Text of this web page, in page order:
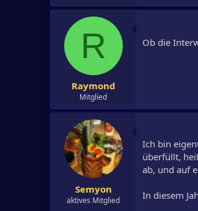
R
Raymond
Mitglied
Ob die
Semyon
aktives Mitglied
Ich bin
überfüllt,
ab, und auf
In diesem